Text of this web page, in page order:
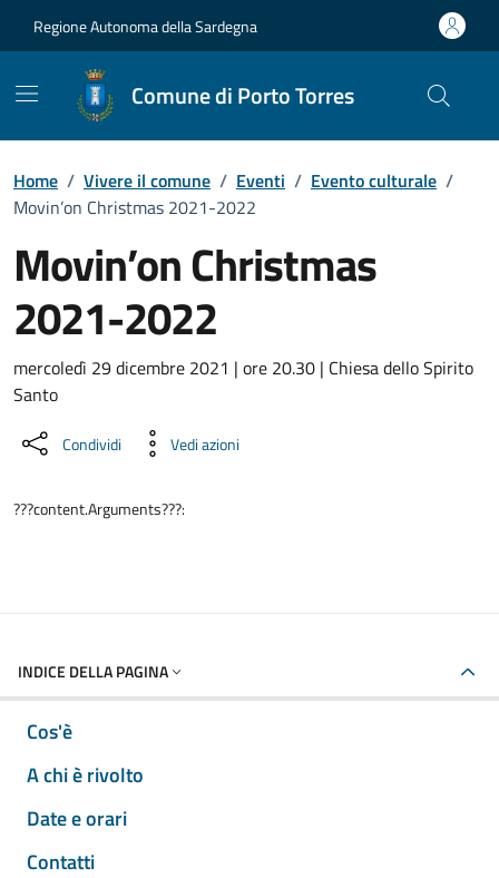
Regione Autonoma della Sardegna
Comune di Porto Torres
Home / Vivere il comune / Eventi / Evento culturale /
Movin’on Christmas 2021-2022
Movin’on Christmas
2021-2022
Dettaglio dell'evento
mercoledì 29 dicembre 2021 | ore 20.30 | Chiesa dello Spirito
Santo
Condividi Vedi azioni
???content.Arguments???:
INDICE DELLA PAGINA
Cos'è
A chi è rivolto
Date e orari
Contatti